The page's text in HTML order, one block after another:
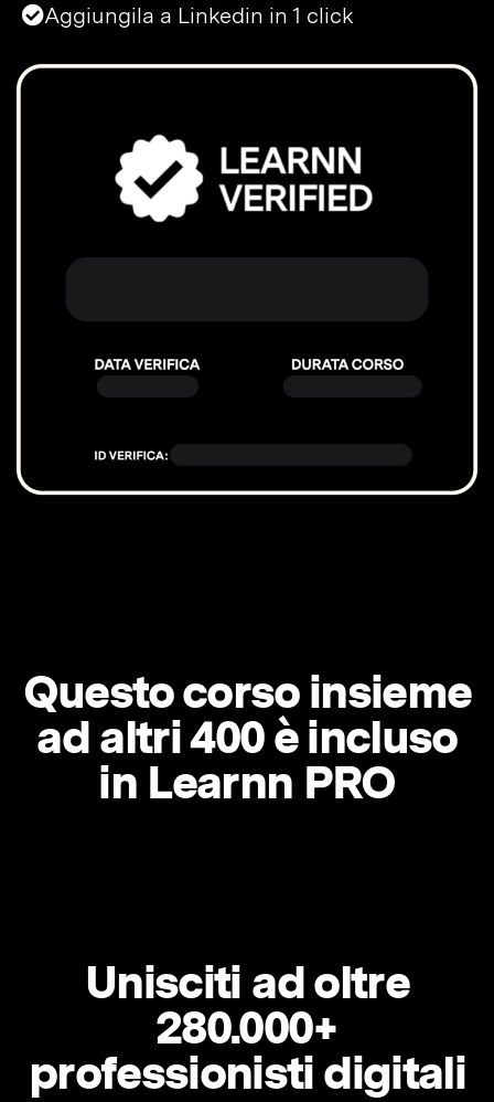
Aggiungila a Linkedin in 1 click
Questo corso insieme
ad altri 400 è incluso
in Learnn PRO
Unisciti ad oltre
280.000+
professionisti digitali